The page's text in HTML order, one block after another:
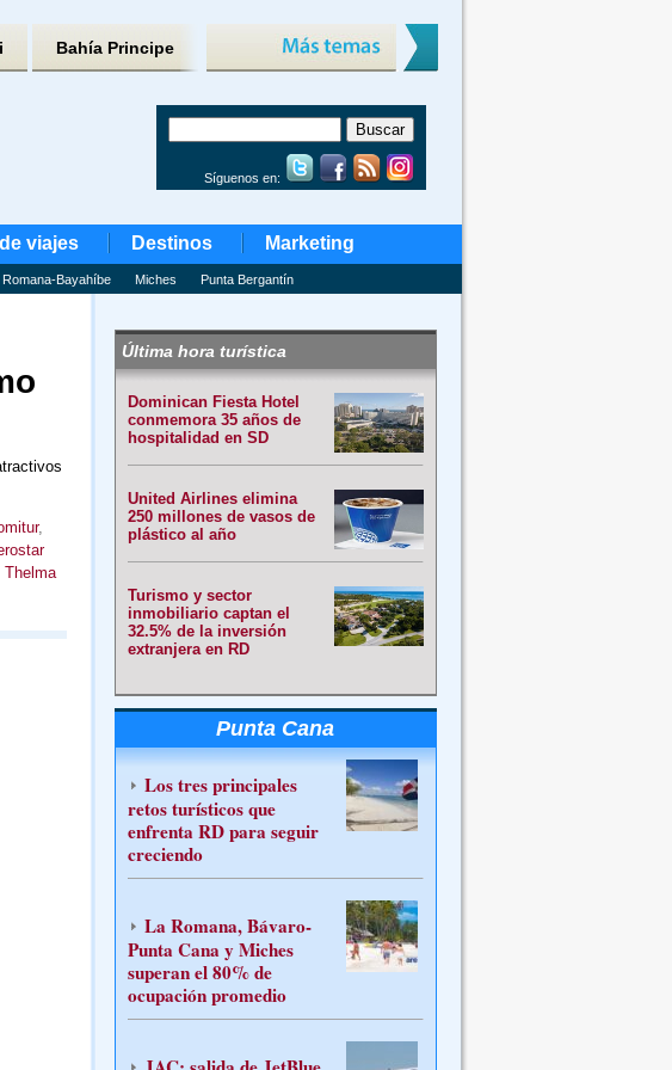
Bahía Principe
Síguenos en:
viajes Destinos Marketing
Romana-Bayahíbe Miches Punta Bergantín
,
Thelma
Última hora turística
Dominican Fiesta Hotel
conmemora 35 años de
hospitalidad en SD
United Airlines elimina
250 millones de vasos de
plástico al año
Turismo y sector
inmobiliario captan el
32.5% de la inversión
extranjera en RD
Punta Cana
Los tres principales
retos turísticos que
enfrenta RD para seguir
creciendo
La Romana, Bávaro-
Punta Cana y Miches
superan el 80% de
ocupación promedio